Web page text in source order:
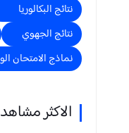
نتائج البكالوريا
نتائج الجهوي
نماذج الامتحان
الاكثر